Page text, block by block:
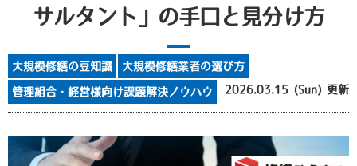
サルタント」の手口と見分け方
大規模修繕の豆知識 大規模修繕業者の選び方
管理組合・経営様向け課題解決ノウハウ 2026.03.15 (Sun) 更新